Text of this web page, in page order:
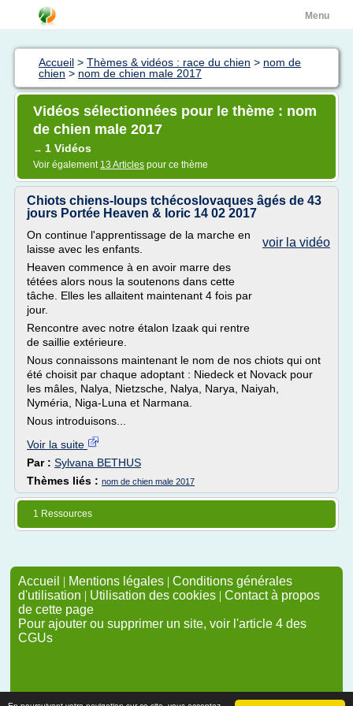
Menu
Accueil > Thèmes & vidéos : race du chien > nom de
chien > nom de chien male 2017
Vidéos sélectionnées pour le thème : nom
de chien male 2017
→ 1 Vidéos
Voir également 13 Articles pour ce thème
Chiots chiens-loups tchécoslovaques âgés de 43
jours Portée Heaven & Ioric 14 02 2017
voir la vidéo
On continue l'apprentissage de la marche en
laisse avec les enfants.
Heaven commence à en avoir marre des
tétées alors nous la soutenons dans cette
tâche. Elles les allaitent maintenant 4 fois par
jour.
Rencontre avec notre étalon Izaak qui rentre
de saillie extérieure.
Nous connaissons maintenant le nom de nos chiots qui ont
été choisit par chaque adoptant : Niedeck et Novack pour
les mâles, Nalya, Nietzsche, Nalya, Narya, Naiyah,
Nyméria, Niga-Luna et Narmana.
Nous introduisons...
Voir la suite
Par : Sylvana BETHUS
Thèmes liés : nom de chien male 2017
1 Ressources
Accueil | Mentions légales | Conditions générales
d'utilisation | Utilisation des cookies | Contact à propos
de cette page
Pour ajouter ou supprimer un site, voir l'article 4 des
CGUs